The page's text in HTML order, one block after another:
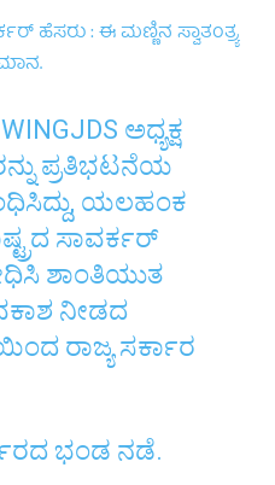
ಹೆಸರು : ಈ ಮಣ್ಣಿನ ಸ್ವಾತಂತ್ರ್ಯ
ಅಧ್ಯಕ್ಷ
ಪ್ರತಿಭಟನೆಯ
ಯಲಹಂಕ
ಸಾವರ್ಕರ್
ಶಾಂತಿಯುತ
ನೀಡದ
ರಾಜ್ಯ ಸರ್ಕಾರ
ಭಂಡ ನಡೆ.